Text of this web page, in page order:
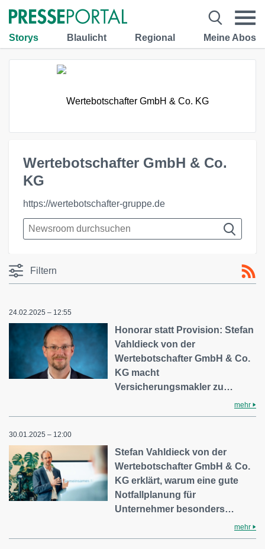
Storys Blaulicht Regional Meine Abos
Wertebotschafter GmbH & Co.
KG
https://wertebotschafter-gruppe.de
Filtern
24.02.2025 – 12:55
Honorar statt Provision: Stefan
Vahldieck von der
Wertebotschafter GmbH & Co.
KG macht
Versicherungsmakler zu…
mehr
30.01.2025 – 12:00
Stefan Vahldieck von der
Wertebotschafter GmbH & Co.
KG erklärt, warum eine gute
Notfallplanung für
Unternehmer besonders…
mehr